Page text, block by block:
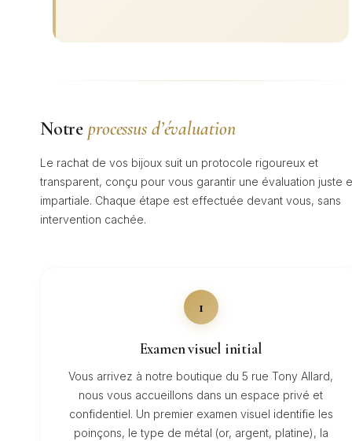
Notreprocessus d’évaluation
Le rachat de vos bijoux suit un protocole rigoureux et
transparent, conçu pour vous garantir une évaluation juste
impartiale. Chaque étape est effectuée devant vous, sans
intervention cachée.
1
Examen visuel initial
Vous arrivez à notre boutique du 5 rue Tony Allard,
nous vous accueillons dans un espace privé et
confidentiel. Un premier examen visuel identifie les
poinçons, le type de métal (or, argent, platine), la